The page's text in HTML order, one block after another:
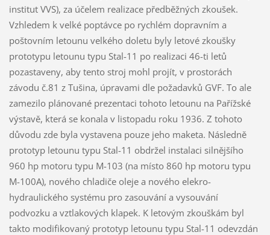
institut VVS), za účelem realizace předběžných zkoušek.
Vzhledem k velké poptávce po rychlém dopravním a
poštovním letounu velkého doletu byly letové zkoušky
prototypu letounu typu Stal-11 po realizaci 46-ti letů
pozastaveny, aby tento stroj mohl projít, v prostorách
závodu č.81 z Tušina, úpravami dle požadavků GVF. To ale
zamezilo plánované prezentaci tohoto letounu na Pařížské
výstavě, která se konala v listopadu roku 1936. Z tohoto
důvodu zde byla vystavena pouze jeho maketa. Následně
prototyp letounu typu Stal-11 obdržel instalaci silnějšího
960 hp motoru typu M-103 (na místo 860 hp motoru typu
M-100A), nového chladiče oleje a nového elekro-
hydraulického systému pro zasouvání a vysouvání
podvozku a vztlakových klapek. K letovým zkouškám byl
takto modifikovaný prototyp letounu typu Stal-11 odevzdán